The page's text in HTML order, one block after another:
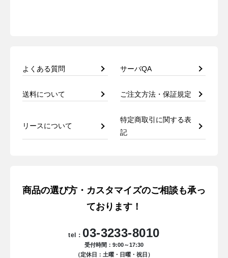
よくある質問 サーバQA
送料について ご注文方法・保証規定
リースについて
特定商取引に関する表
記
商品の選び方・カスタマイズのご相談も承っ
ております！
tel： 03-3233-8010
受付時間：9:00～17:30
（定休日：土曜・日曜・祝日）